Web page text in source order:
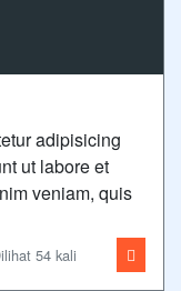
adipisicing
ut labore et
veniam, quis
54 kali